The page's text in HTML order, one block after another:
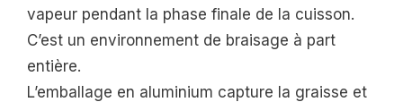
vapeur pendant la phase finale de la cuisson.
C’est un environnement de braisage à part
entière.
L’emballage en aluminium capture la graisse et